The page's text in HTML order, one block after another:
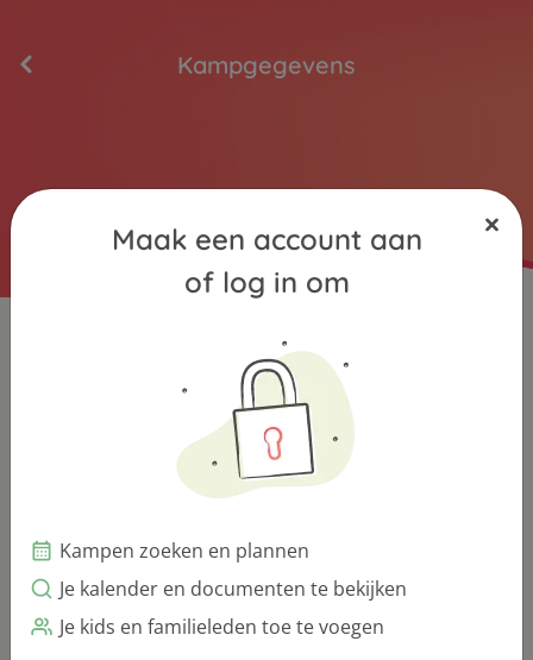
Maak een account aan
of log in om
Kampen zoeken en plannen
Je kalender en documenten te bekijken
Je kids en familieleden toe te voegen
Kampgegevens